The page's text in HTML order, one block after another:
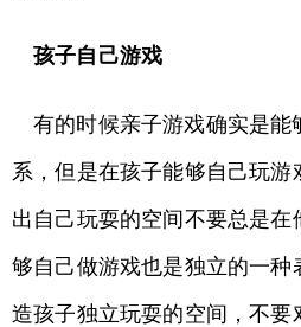
孩子自己游戏
有的时候亲子游戏确实是能
系，但是在孩子能够自己玩游
出自己玩耍的空间不要总是
够自己做游戏也是独立的一种
造孩子独立玩耍的空间，不要